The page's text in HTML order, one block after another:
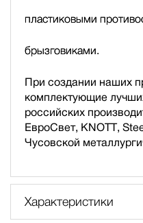
пластиковыми
брызговиками.
При создании наших
комплектующие
российских
ЕвроСвет, KNOTT,
Чусовской
Характеристики